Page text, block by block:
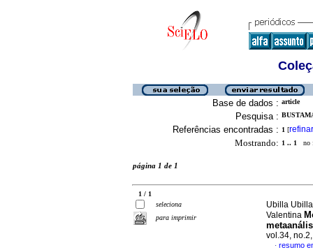
Base de dados : article
Pesquisa :
Referências encontradas : 1 [refinar
Mostrando: 1 .. 1 no
página 1 de 1
1 / 1
seleciona
para imprimir
Ubilla
Valentina
vol.34,
· resumo